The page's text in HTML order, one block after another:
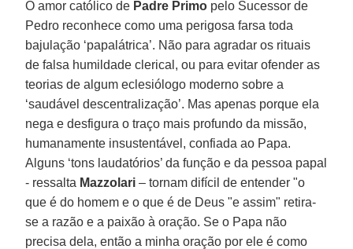
O amor católico de Padre Primo pelo Sucessor de
Pedro reconhece como uma perigosa farsa toda
bajulação ‘papalátrica’. Não para agradar os rituais
de falsa humildade clerical, ou para evitar ofender as
teorias de algum eclesiólogo moderno sobre a
‘saudável descentralização’. Mas apenas porque ela
nega e desfigura o traço mais profundo da missão,
humanamente insustentável, confiada ao Papa.
Alguns ‘tons laudatórios’ da função e da pessoa papal
- ressalta Mazzolari – tornam difícil de entender "o
que é do homem e o que é de Deus "e assim" retira-
se a razão e a paixão à oração. Se o Papa não
precisa dela, então a minha oração por ele é como